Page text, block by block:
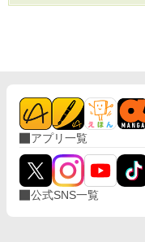
アプリ一覧
公式SNS一覧